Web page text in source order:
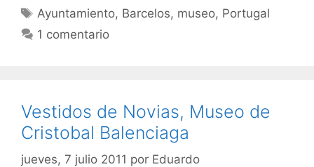
Etiquetas
Ayuntamiento, Barcelos, museo, Portugal
1 comentario
Vestidos de Novias, Museo de
Cristobal Balenciaga
jueves, 7 julio 2011 por Eduardo